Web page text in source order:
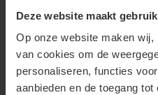
Deze website maakt
Op onze website maken wij,
van cookies om de
personaliseren, functies
aanbieden en de toegang